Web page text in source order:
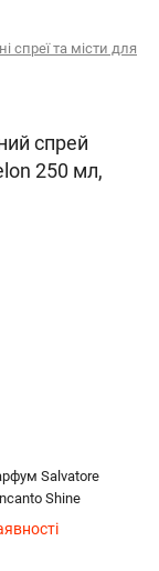
спреї та місти для
спрей
250 мл,
Salvatore
Shine